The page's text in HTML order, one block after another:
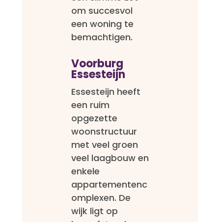
om succesvol
een woning te
bemachtigen.
Voorburg
Essesteijn
Essesteijn heeft
een ruim
opgezette
woonstructuur
met veel groen
veel laagbouw en
enkele
appartementenc
omplexen. De
wijk ligt op